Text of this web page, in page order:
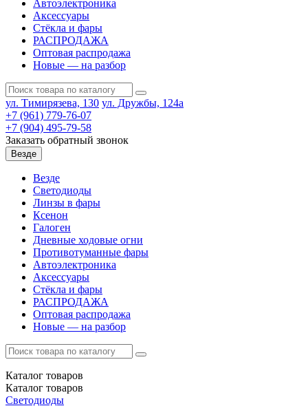
Автоэлектроника
Аксессуары
Стёкла и фары
РАСПРОДАЖА
Оптовая распродажа
Новые — на разбор
ул. Тимирязева, 130 ул. Дружбы, 124а
+7 (961) 779-76-07
+7 (904) 495-79-58
Заказать обратный звонок
Везде
Везде
Светодиоды
Линзы в фары
Ксенон
Галоген
Дневные ходовые огни
Противотуманные фары
Автоэлектроника
Аксессуары
Стёкла и фары
РАСПРОДАЖА
Оптовая распродажа
Новые — на разбор
Каталог товаров
Каталог товаров
Светодиоды